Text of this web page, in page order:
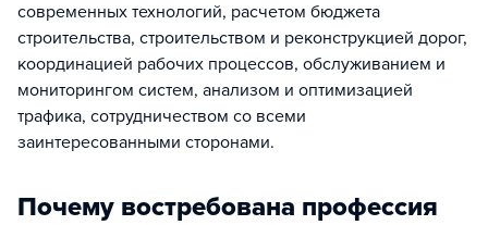
современных технологий, расчетом бюджета
строительства, строительством и реконструкцией дорог,
координацией рабочих процессов, обслуживанием и
мониторингом систем, анализом и оптимизацией
трафика, сотрудничеством со всеми
заинтересованными сторонами.
Почему востребована профессия